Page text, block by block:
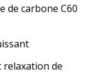
de carbone C60
relaxation de